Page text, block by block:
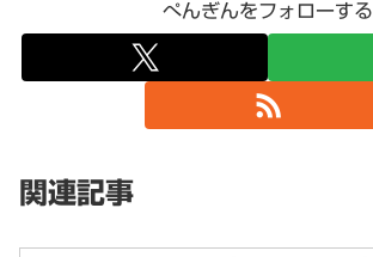
ぺんぎんをフォローする
関連記事